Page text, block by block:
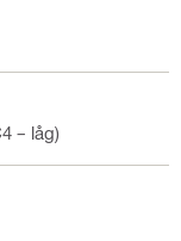
– låg)